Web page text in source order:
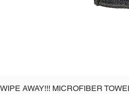
WIPE AWAY!!! MICROFIBER